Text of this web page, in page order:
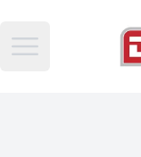
Open main menu